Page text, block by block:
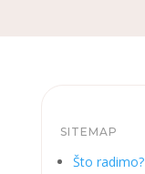
SITEMAP
Što radimo?